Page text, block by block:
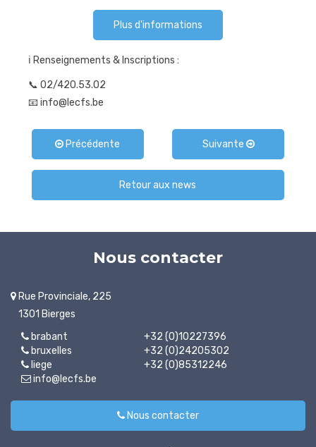
Plus d'informations
ℹ Renseignements & Inscriptions :
📞 02/420.53.02
📧 info@lecfs.be
Précédente Suivante
Retour aux news
Nous contacter
Rue Provinciale, 225
1301 Bierges
brabant
+32 (0)10227396
bruxelles
+32 (0)24205302
liege
+32 (0)85312246
info@lecfs.be
Nous contacter